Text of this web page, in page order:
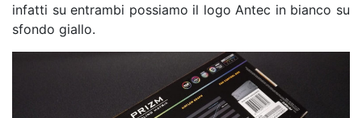
infatti su entrambi possiamo il logo Antec in bianco su
sfondo giallo.